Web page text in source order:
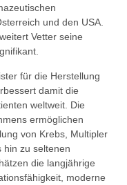
und den USA.
Vetter seine
für die Herstellung
damit die
weltweit. Die
ermöglichen
von Krebs, Multipler
hin zu seltenen
die langjährige
moderne